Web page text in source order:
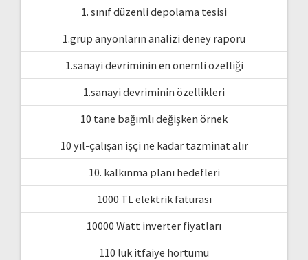
1. sınıf düzenli depolama tesisi
1.grup anyonların analizi deney raporu
1.sanayi devriminin en önemli özelliği
1.sanayi devriminin özellikleri
10 tane bağımlı değişken örnek
10 yıl-çalışan işçi ne kadar tazminat alır
10. kalkınma planı hedefleri
1000 TL elektrik faturası
10000 Watt inverter fiyatları
110 luk itfaiye hortumu